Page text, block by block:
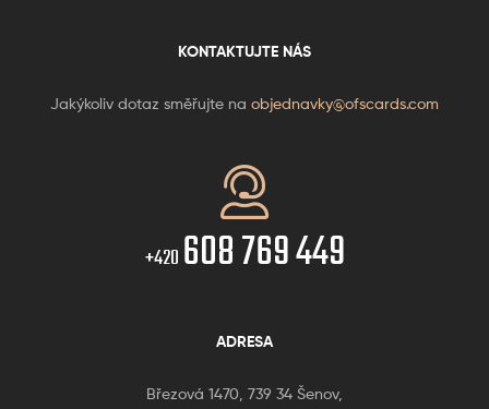
KONTAKTUJTE NÁS
Jakýkoliv dotaz směřujte na objednavky@ofscards.com
+420 608 769 449
ADRESA
Březová 1470, 739 34 Šenov,